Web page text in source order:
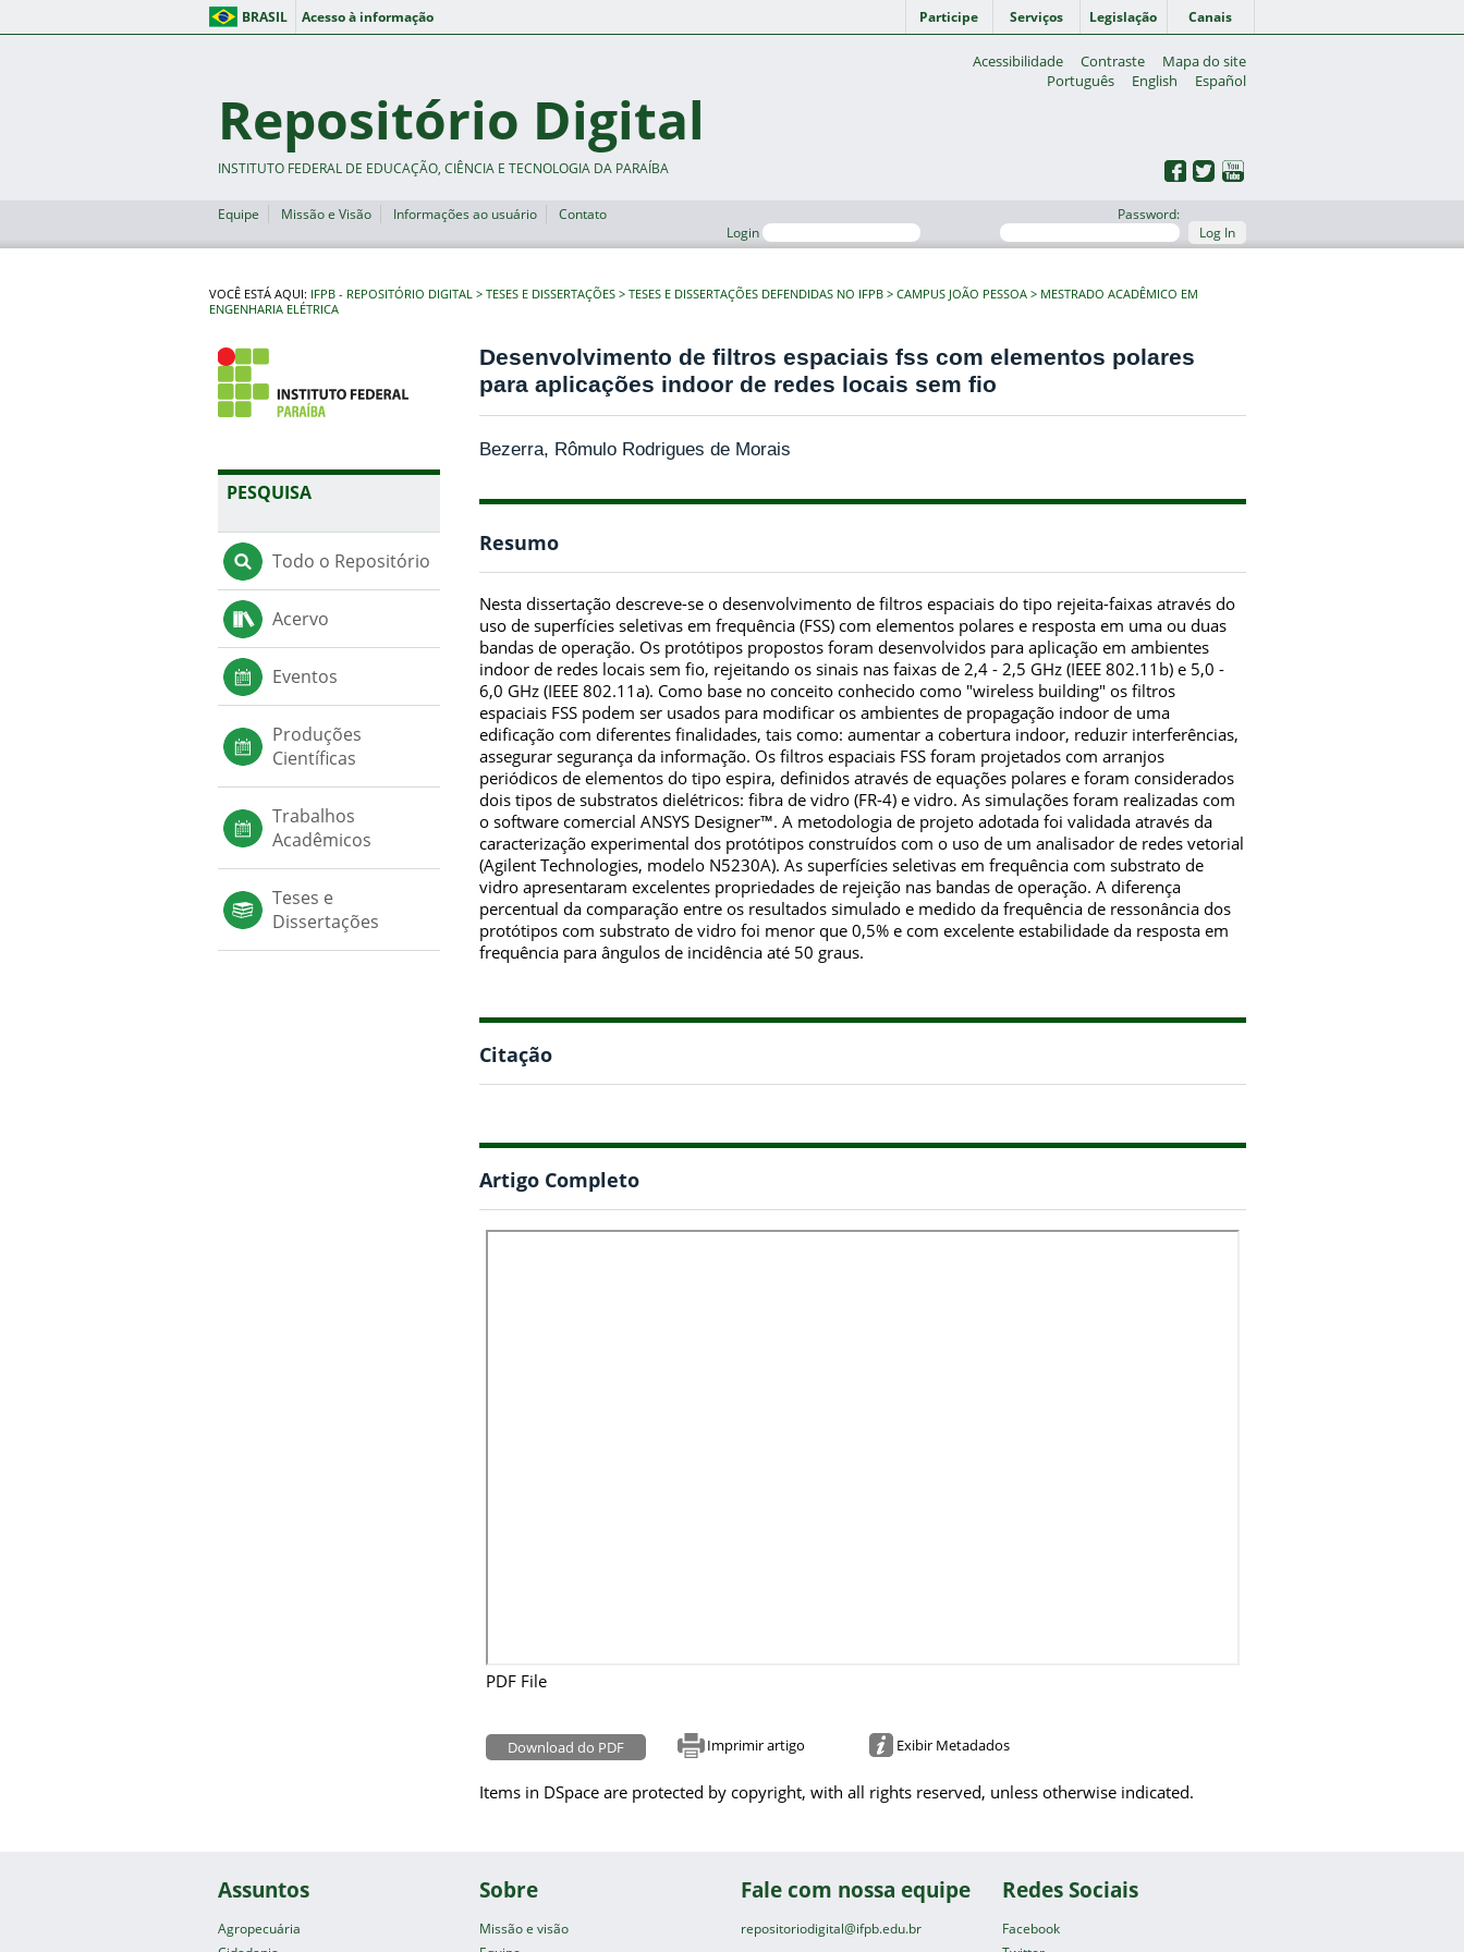
BRASIL Acesso à informação Participe Serviços Legislação Canais
Acessibilidade Contraste
Mapa do site
Português
English Español
Repositório Digital
INSTITUTO FEDERAL DE EDUCAÇÃO, CIÊNCIA E TECNOLOGIA DA PARAÍBA
Equipe Missão e Visão Informações ao usuário
Contato
Login
Password:
Log In
VOCÊ ESTÁ AQUI: IFPB - REPOSITÓRIO DIGITAL TESES E DISSERTAÇÕES TESES E DISSERTAÇÕES DEFENDIDAS NO IFPB CAMPUS JOÃO PESSOA
MESTRADO ACADÊMICO EM
ENGENHARIA ELÉTRICA
PESQUISA
Todo o Repositório
Acervo
Eventos
Produções
Científicas
Trabalhos
Acadêmicos
Teses e
Dissertações
Desenvolvimento de filtros espaciais fss com elementos polares
para aplicações indoor de redes locais sem fio
Bezerra, Rômulo Rodrigues de Morais
Resumo
Nesta dissertação descreve-se o desenvolvimento de filtros espaciais do tipo rejeita-faixas através do
uso de superfícies seletivas em frequência (FSS) com elementos polares e resposta em uma ou duas
bandas de operação. Os protótipos propostos foram desenvolvidos para aplicação em ambientes
indoor de redes locais sem fio, rejeitando os sinais nas faixas de 2,4 - 2,5 GHz (IEEE 802.11b) e 5,0 -
6,0 GHz (IEEE 802.11a). Como base no conceito conhecido como "wireless building" os filtros
espaciais FSS podem ser usados para modificar os ambientes de propagação indoor de uma
edificação com diferentes finalidades, tais como: aumentar a cobertura indoor, reduzir interferências,
assegurar segurança da informação. Os filtros espaciais FSS foram projetados com arranjos
periódicos de elementos do tipo espira, definidos através de equações polares e foram considerados
dois tipos de substratos dielétricos: fibra de vidro (FR-4) e vidro. As simulações foram realizadas com
o software comercial ANSYS Designer™. A metodologia de projeto adotada foi validada através da
caracterização experimental dos protótipos construídos com o uso de um analisador de redes vetorial
(Agilent Technologies, modelo N5230A). As superfícies seletivas em frequência com substrato de
vidro apresentaram excelentes propriedades de rejeição nas bandas de operação. A diferença
percentual da comparação entre os resultados simulado e medido da frequência de ressonância dos
protótipos com substrato de vidro foi menor que 0,5% e com excelente estabilidade da resposta em
frequência para ângulos de incidência até 50 graus.
Citação
Artigo Completo
PDF File
Download do PDF Imprimir artigo Exibir Metadados
Items in DSpace are protected by copyright, with all rights reserved, unless otherwise indicated.
Assuntos
Agropecuária
Sobre
Missão e visão
Fale com nossa equipe
repositoriodigital@ifpb.edu.br
Redes Sociais
Facebook